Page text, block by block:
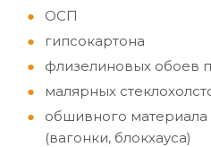
ОСП
гипсокартона
флизелиновых обоев
малярных
обшивного
(вагонки, блокхауса)